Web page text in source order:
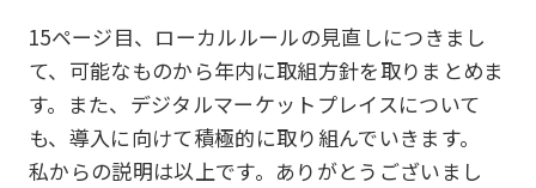
15ページ目、ローカルルールの見直しにつきまし
て、可能なものから年内に取組方針を取りまとめま
す。また、デジタルマーケットプレイスについて
も、導入に向けて積極的に取り組んでいきます。
私からの説明は以上です。ありがとうございまし